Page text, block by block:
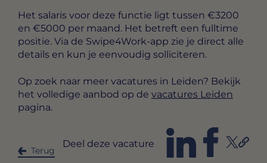
Het salaris voor deze functie ligt tussen €3200
en €5000 per maand. Het betreft een fulltime
positie. Via de Swipe4Work-app zie je direct alle
details en kun je eenvoudig solliciteren.
Op zoek naar meer vacatures in Leiden? Bekijk
het volledige aanbod op de vacatures Leiden
pagina.
Terug
Deel deze vacature